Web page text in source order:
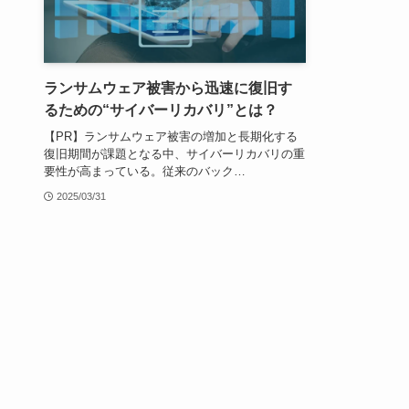
ランサムウェア被害から迅速に復旧す
るための“サイバーリカバリ”とは？
【PR】ランサムウェア被害の増加と長期化する
復旧期間が課題となる中、サイバーリカバリの重
要性が高まっている。従来のバック…
2025/03/31